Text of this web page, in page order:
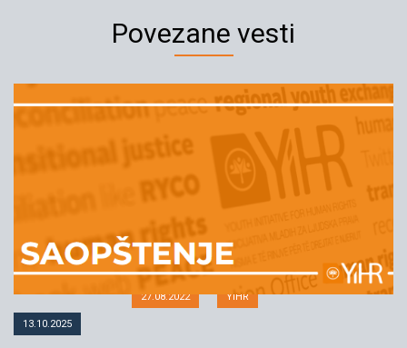
Europrajd je najvažnija mera
sloboda u Srbiji
27.08.2022 YIHR
Povezane vesti
13.10.2025